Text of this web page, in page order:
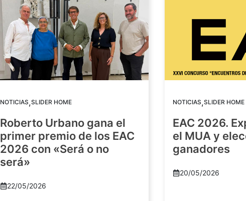
NOTICIAS,SLIDER HOME
Roberto Urbano gana el
primer premio de los EAC
2026 con «Será o no
será»
22/05/2026
NOTICIAS,SLIDER HOME
EAC 2026.
el MUA y
ganadores
20/05/2026